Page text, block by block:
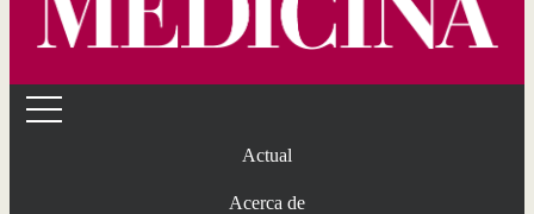
Actual
Acerca de